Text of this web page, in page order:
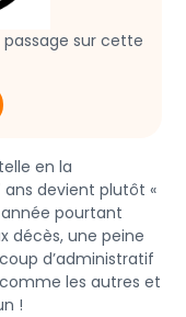
sur cette
en la
devient plutôt «
pourtant
décès, une peine
d’administratif
les autres et
!